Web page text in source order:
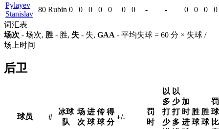
Pylayev
Stanislav
80 Rubin 0 0 0 0 0 0 0 - - 0 0 0
0
词汇表
场次 - 场次, 胜 - 胜, 失 - 失, GAA - 平均失球 = 60 分 × 失球 /
场上时间
后卫
球员 #
冰球
队
场
次
进
球
传
球
得
分
+/-
罚
时
以
多
打
少
以
少
打
多
加
时
进
胜
球
胜
球
罚
球
比